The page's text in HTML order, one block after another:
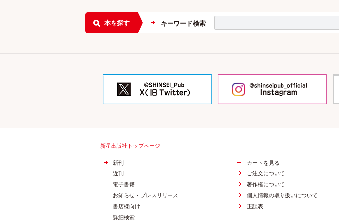
本を探す キーワード検索
新星出版社トップページ
新刊
近刊
電子書籍
お知らせ・プレスリリース
書店様向け
詳細検索
カートを見る
ご注文について
著作権について
個人情報の取り扱いについて
正誤表